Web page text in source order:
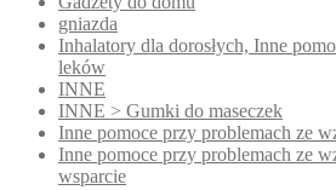
gniazda
Inhalatory dla dorosłych, Inne
leków
INNE
INNE > Gumki do maseczek
Inne pomoce przy problemach ze
Inne pomoce przy problemach ze
wsparcie